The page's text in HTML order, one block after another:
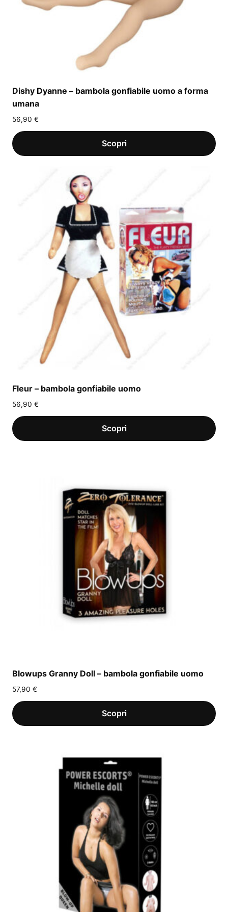
Dishy Dyanne – bambola gonfiabile uomo a forma
umana
56,90 €
Fleur – bambola gonfiabile uomo
56,90 €
Blowups Granny Doll – bambola gonfiabile uomo
57,90 €